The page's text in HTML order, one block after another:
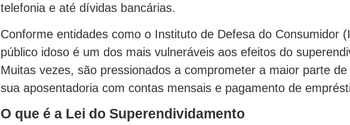
telefonia e até dívidas bancárias.
Conforme entidades como o Instituto de Defesa do Consumidor
público idoso é um dos mais vulneráveis aos efeitos do
Muitas vezes, são pressionados a comprometer a maior parte de
sua aposentadoria com contas mensais e pagamento de
O que é a Lei do Superendividamento